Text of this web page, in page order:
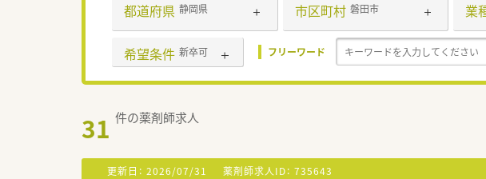
都道府県 静岡県 市区町村 磐田市 業
希望条件 新卒可 フリーワード
31 件の薬剤師求人
更新日： 2026/07/31 薬剤師求人ID： 735643